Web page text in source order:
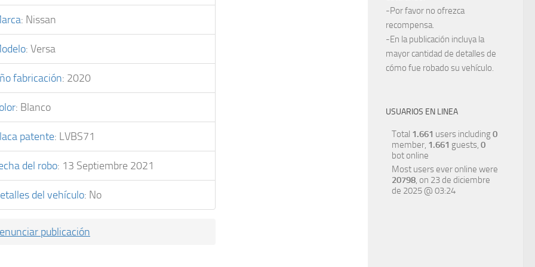
: Nissan
: Versa
fabricación: 2020
: Blanco
patente: LVBS71
del robo: 13 Septiembre 2021
del vehículo: No
publicación
-Por favor no ofrezca
recompensa.
-En la publicación incluya la
mayor cantidad de detalles de
cómo fue robado su vehículo.
USUARIOS EN LINEA
Total 1.661 users including0
member, 1.661 guests, 0
bot online
Most users ever online were
20798, on 23 de diciembre
de 2025 @ 03:24